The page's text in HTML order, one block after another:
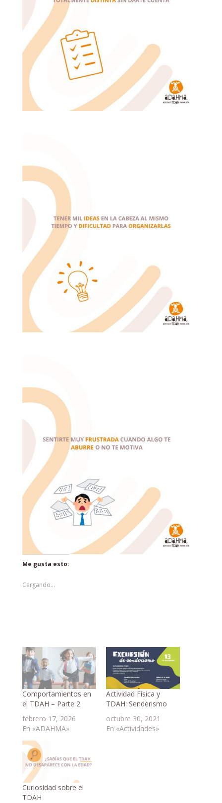
Me gusta esto:
Cargando...
Comportamientos en
el TDAH – Parte 2
febrero 17, 2026
En «ADAHMA»
Actividad Física y
TDAH: Senderismo
octubre 30, 2021
En «Actividades»
Curiosidad sobre el
TDAH